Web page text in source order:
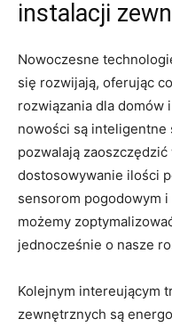
instalacji
Nowoczesne
się rozwijają, oferując
rozwiązania dla⁤ domów
nowości są ⁤inteligentne
pozwalają
dostosowywanie ilości
sensorom pogodowym
możemy​
jednocześnie o nasze
Kolejnym ⁣intereującym
zewnętrznych są